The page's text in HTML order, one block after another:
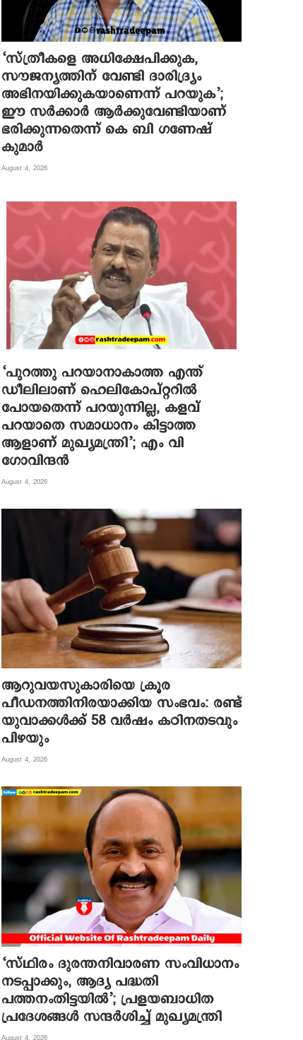
‘സ്ത്രീകളെ അധിക്ഷേപിക്കുക,
സൗജന്യത്തിന് വേണ്ടി ദാരിദ്ര്യം
അഭിനയിക്കുകയാണെന്ന് പറയുക’;
ഈ സർക്കാർ ആർക്കുവേണ്ടിയാണ്
ഭരിക്കുന്നതെന്ന് കെ ബി ഗണേഷ്
കുമാർ
August 4, 2026
‘പുറത്തു പറയാനാകാത്ത എന്ത്
ഡീലിലാണ് ഹെലികോപ്റ്ററിൽ
പോയതെന്ന് പറയുന്നില്ല, കളവ്
പറയാതെ സമാധാനം കിട്ടാത്ത
ആളാണ് മുഖ്യമന്ത്രി’; എം വി
ഗോവിന്ദൻ
August 4, 2026
ആറുവയസുകാരിയെ ക്രൂര
പീഡനത്തിനിരയാക്കിയ സംഭവം: രണ്ട്
യുവാക്കൾക്ക് 58 വർഷം കഠിനതടവും
പിഴയും
August 4, 2026
‘സ്ഥിരം ദുരന്തനിവാരണ സംവിധാനം
നടപ്പാക്കും, ആദ്യ പദ്ധതി
പത്തനംതിട്ടയിൽ’; പ്രളയബാധിത
പ്രദേശങ്ങൾ സന്ദർശിച്ച് മുഖ്യമന്ത്രി
August 4, 2026